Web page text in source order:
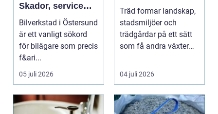
Skador, service
och smarta val för
din bil
Bilverkstad i Östersund
är ett vanligt sökord
för bilägare som precis
f&ari...
05 juli 2026
Träd formar landskap,
stadsmiljöer och
trädgårdar på ett sätt
som få andra växter
04 juli 2026